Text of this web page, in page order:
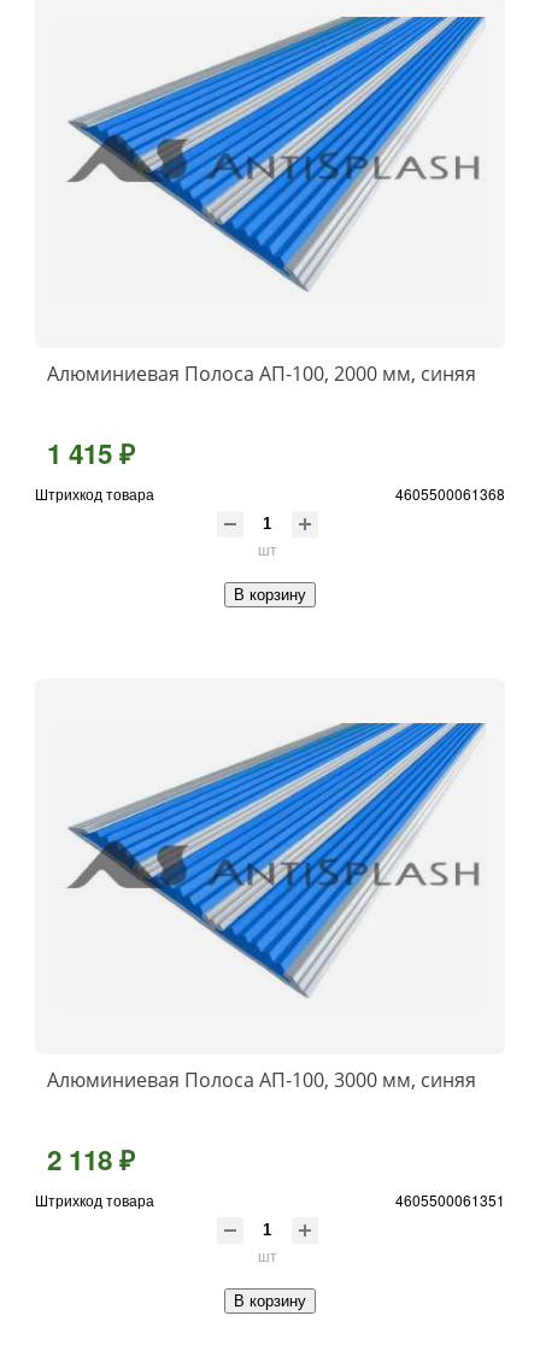
Алюминиевая Полоса АП-100, 2000 мм, синяя
1 415 ₽
Штрихкод товара 4605500061368
шт
В корзину
Алюминиевая Полоса АП-100, 3000 мм, синяя
2 118 ₽
Штрихкод товара 4605500061351
шт
В корзину